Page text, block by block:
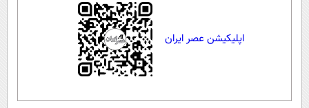
اپلیکیشن عصر ایران